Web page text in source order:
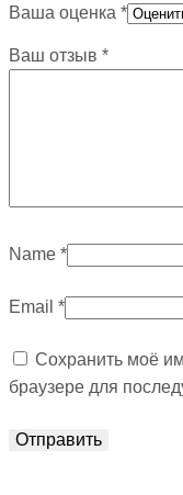
Ваша оценка *
Ваш отзыв *
Name *
Email *
Сохранить моё
браузере для